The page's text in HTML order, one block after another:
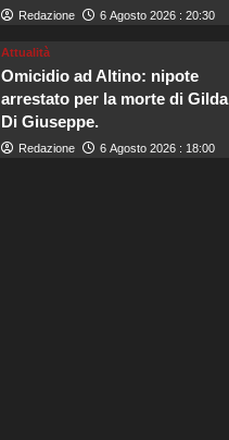
Redazione 6 Agosto 2026 : 20:30
Attualità
Omicidio ad Altino: nipote
arrestato per la morte di Gilda
Di Giuseppe.
Redazione 6 Agosto 2026 : 18:00